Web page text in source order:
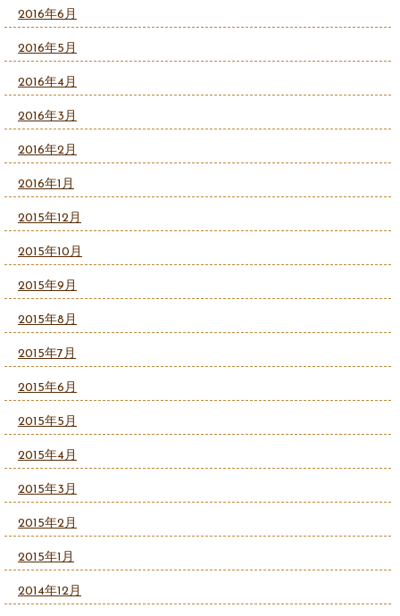
2016年6月
2016年5月
2016年4月
2016年3月
2016年2月
2016年1月
2015年12月
2015年10月
2015年9月
2015年8月
2015年7月
2015年6月
2015年5月
2015年4月
2015年3月
2015年2月
2015年1月
2014年12月